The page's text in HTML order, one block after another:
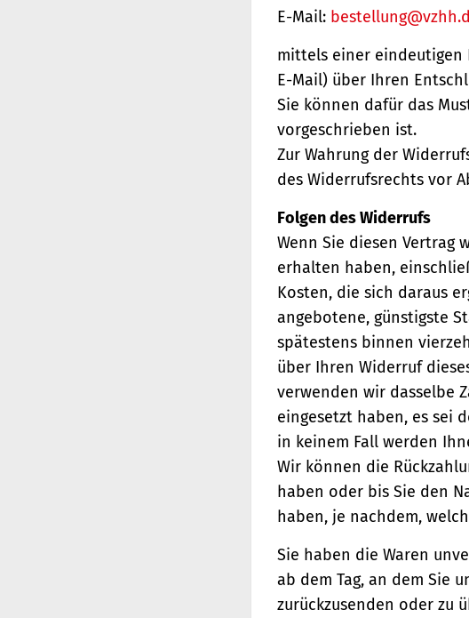
E-Mail:
mittels einer eindeutigen
E-Mail) über Ihren
Sie können dafür das
vorgeschrieben ist.
Zur Wahrung der
des Widerrufsrechts vor
Folgen des Widerrufs
Wenn Sie diesen Vertrag
erhalten haben,
Kosten, die sich daraus
angebotene, günstigste
spätestens binnen
über Ihren Widerruf
verwenden wir dasselbe
eingesetzt haben, es sei
in keinem Fall werden
Wir können die
haben oder bis Sie den
haben, je nachdem,
Sie haben die Waren
ab dem Tag, an dem Sie
zurückzusenden oder zu